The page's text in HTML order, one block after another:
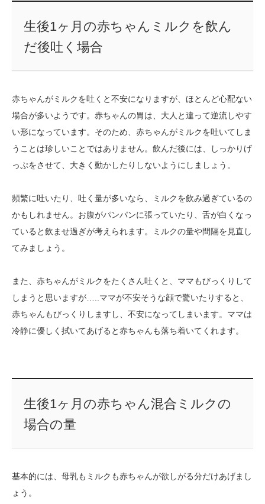
生後1ヶ月の赤ちゃんミルクを飲ん
だ後吐く場合
赤ちゃんがミルクを吐くと不安になりますが、ほとんど心配ない
場合が多いようです。赤ちゃんの胃は、大人と違って逆流しやす
い形になっています。そのため、赤ちゃんがミルクを吐いてしま
うことは珍しいことではありません。飲んだ後には、しっかりげ
っぷをさせて、大きく動かしたりしないようにしましょう。
頻繁に吐いたり、吐く量が多いなら、ミルクを飲み過ぎているの
かもしれません。お腹がパンパンに張っていたり、舌が白くなっ
ていると飲ませ過ぎが考えられます。ミルクの量や間隔を見直し
てみましょう。
また、赤ちゃんがミルクをたくさん吐くと、ママもびっくりして
しまうと思いますが…..ママが不安そうな顔で驚いたりすると、
赤ちゃんもびっくりしますし、不安になってしまいます。ママは
冷静に優しく拭いてあげると赤ちゃんも落ち着いてくれます。
生後1ヶ月の赤ちゃん混合ミルクの
場合の量
基本的には、母乳もミルクも赤ちゃんが欲しがる分だけあげまし
ょう。